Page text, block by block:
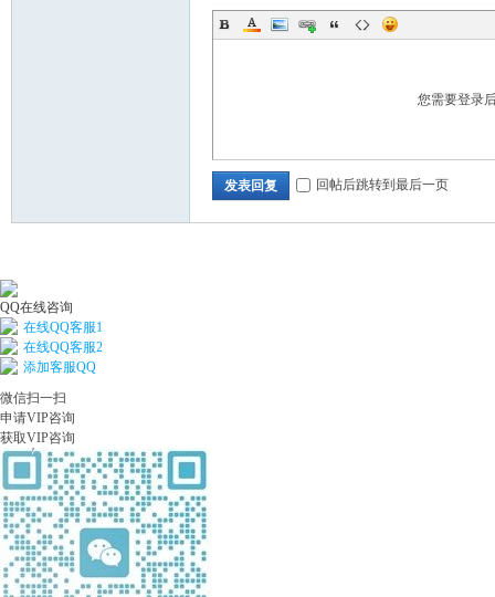
您需要登录
发表回复 回帖后跳转到最后一页
QQ在线咨询
在线QQ客服1
在线QQ客服2
添加客服QQ
微信扫一扫
申请VIP咨询
获取VIP咨询